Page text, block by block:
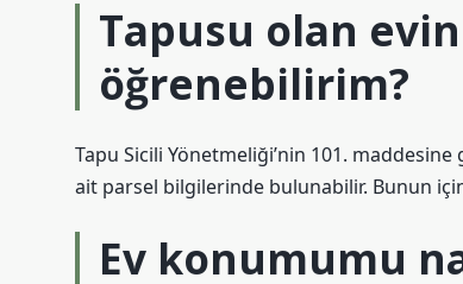
Tapusu olan
öğrenebilirim?
Tapu Sicili Yönetmeliği’nin 101.
ait parsel bilgilerinde bulunabilir. Bunun
Ev konumumu